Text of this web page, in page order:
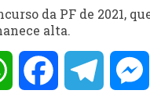
da PF de 2021,
alta.
WhatsAppFacebook